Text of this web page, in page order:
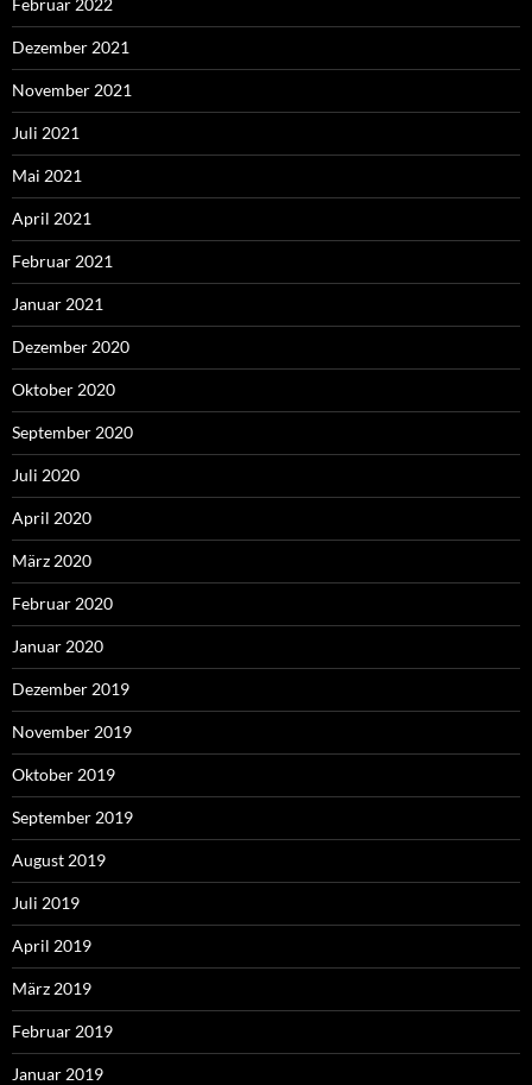
Dezember 2021
November 2021
Juli 2021
Mai 2021
April 2021
Februar 2021
Januar 2021
Dezember 2020
Oktober 2020
September 2020
Juli 2020
April 2020
März 2020
Februar 2020
Januar 2020
Dezember 2019
November 2019
Oktober 2019
September 2019
August 2019
Juli 2019
April 2019
März 2019
Februar 2019
Januar 2019